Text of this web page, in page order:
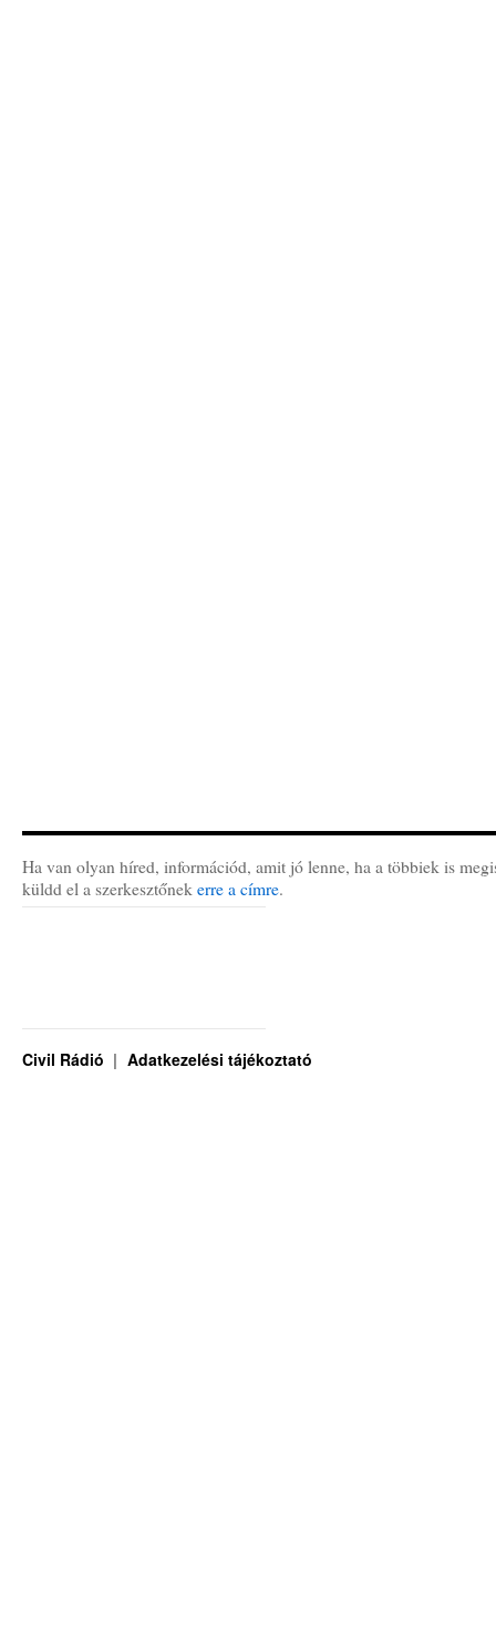
Ha van olyan híred, információd, amit jó lenne, ha a többiek is
küldd el a szerkesztőnek erre a címre.
Civil Rádió Adatkezelési tájékoztató